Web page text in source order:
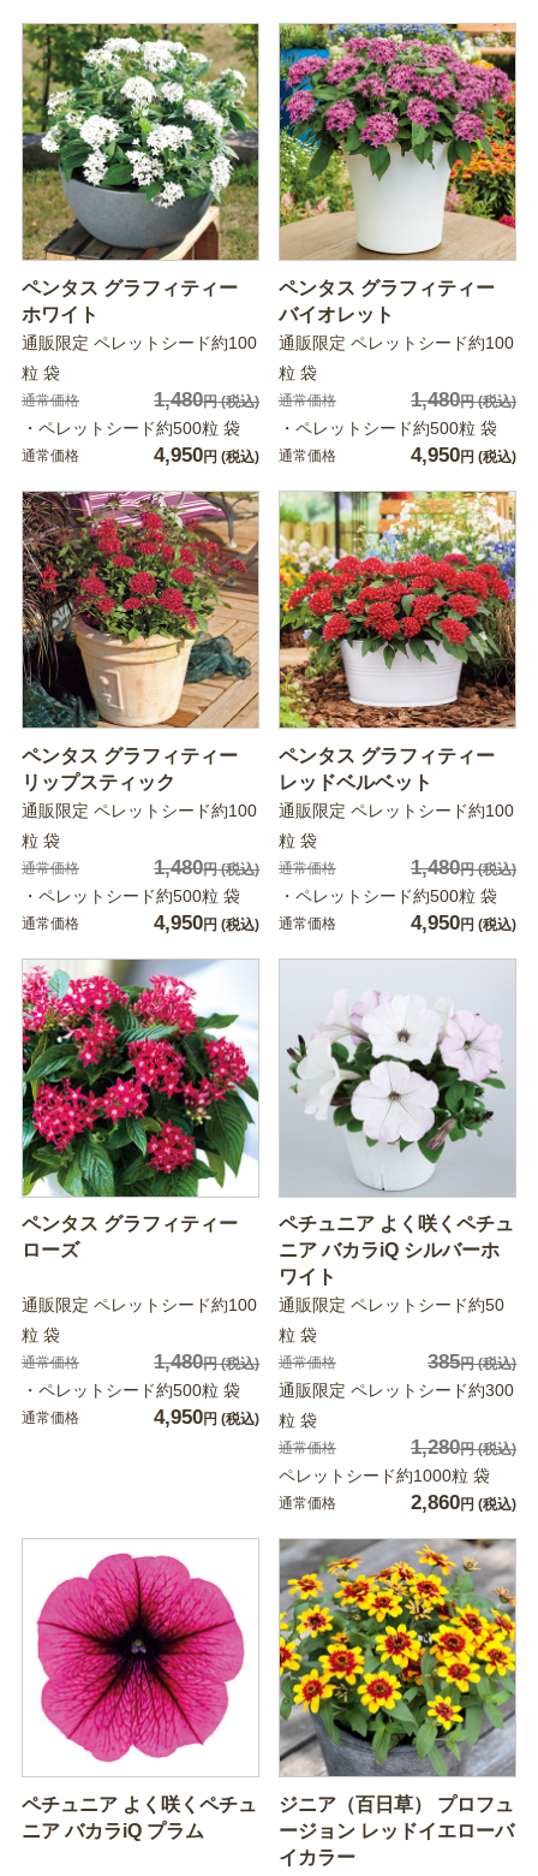
ペンタス グラフィティー
ホワイト
通販限定 ペレットシード約100
粒 袋
通常価格 1,480円(税込)
・ペレットシード約500粒 袋
通常価格 4,950円 (税込)
ペンタス グラフィティー
バイオレット
通販限定 ペレットシード約100
粒 袋
通常価格 1,480円(税込)
・ペレットシード約500粒 袋
通常価格 4,950円 (税込)
ペンタス グラフィティー
リップスティック
通販限定 ペレットシード約100
粒 袋
通常価格 1,480円(税込)
・ペレットシード約500粒 袋
通常価格 4,950円 (税込)
ペンタス グラフィティー
レッドベルベット
通販限定 ペレットシード約100
粒 袋
通常価格 1,480円(税込)
・ペレットシード約500粒 袋
通常価格 4,950円 (税込)
ペンタス グラフィティー
ローズ
通販限定 ペレットシード約100
粒 袋
通常価格 1,480円(税込)
・ペレットシード約500粒 袋
通常価格 4,950円 (税込)
ペチュニア よく咲くペチュ
ニア バカラiQ シルバーホ
ワイト
通販限定 ペレットシード約50
粒 袋
通常価格 385円(税込)
通販限定 ペレットシード約300
粒 袋
通常価格 1,280円(税込)
ペレットシード約1000粒 袋
通常価格 2,860円 (税込)
ペチュニア よく咲くペチュ
ニア バカラiQ プラム
ジニア（百日草） プロフュ
ージョン レッドイエローバ
イカラー